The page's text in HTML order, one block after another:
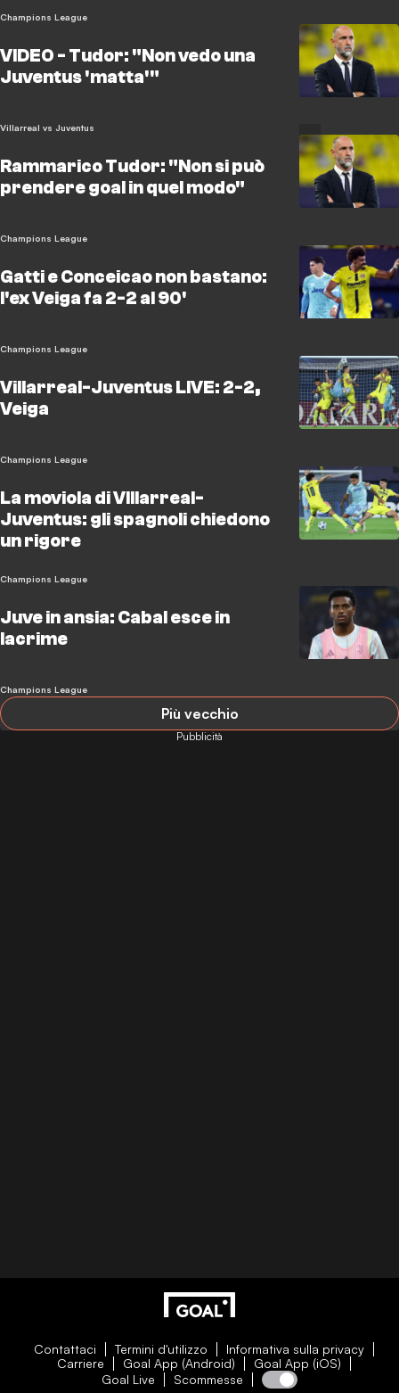
Champions League
VIDEO - Tudor: "Non vedo una
Juventus 'matta'"
Villarreal vs Juventus
Rammarico Tudor: "Non si può
prendere goal in quel modo"
Champions League
Gatti e Conceicao non bastano:
l'ex Veiga fa 2-2 al 90'
Champions League
Villarreal-Juventus LIVE: 2-2,
Veiga
Champions League
La moviola di VIllarreal-
Juventus: gli spagnoli chiedono
un rigore
Champions League
Juve in ansia: Cabal esce in
lacrime
Champions League
Più vecchio
Pubblicità
Contattaci Termini d'utilizzo
Informativa sulla privacy
Carriere
Goal App (Android)
Goal App (iOS)
Goal Live
Scommesse